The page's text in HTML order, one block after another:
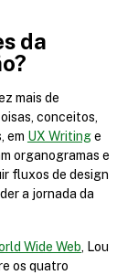
da
mais de
conceitos,
em UX Writing e
organogramas e
fluxos de design
a jornada da
Wide Web, Lou
os quatro